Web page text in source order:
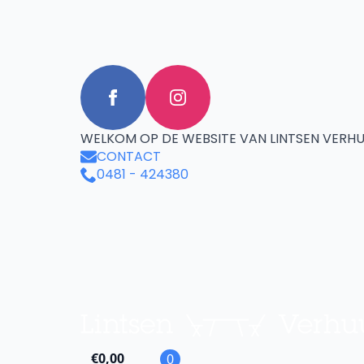
WELKOM OP DE WEBSITE VAN LINTSEN
CONTACT
0481 - 424380
€0,00 0